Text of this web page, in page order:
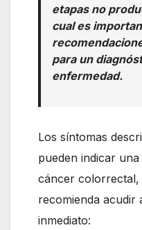
etapas no
cual es
para un
enfermedad.
Los síntomas
pueden indicar
cáncer
recomienda acudir
inmediato: